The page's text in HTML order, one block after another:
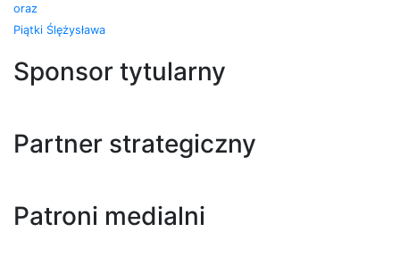
oraz
Piątki Ślężysława
Sponsor tytularny
Partner strategiczny
Patroni medialni